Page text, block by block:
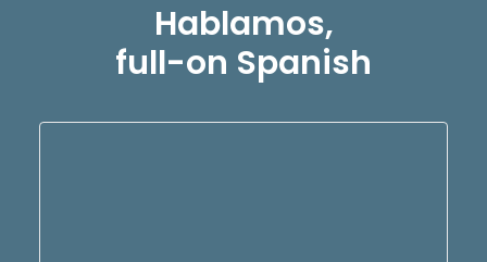
Hablamos,
full-on Spanish